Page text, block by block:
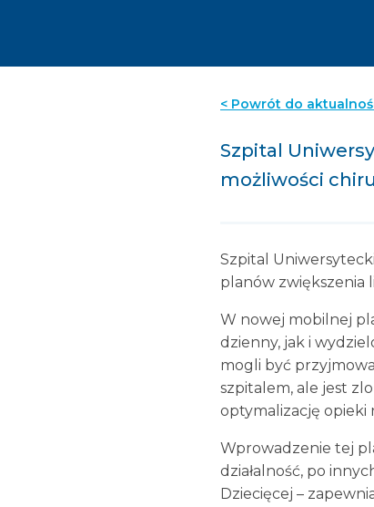
< Powrót do
Szpital
możliwości
Szpital
planów zwiększenia
W nowej mobilnej
dzienny, jak i
mogli być
szpitalem, ale jest
optymalizację opieki
Wprowadzenie tej
działalność, po
Dziecięcej –